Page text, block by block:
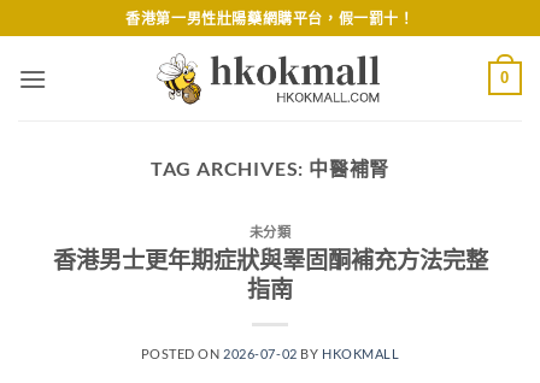
to
content
香港第一男性壯陽藥網購平台，假一罰十！
0
TAG ARCHIVES: 中醫補腎
未分類
香港男士更年期症狀與睪固酮補充方法完整
指南
POSTED ON 2026-07-02 BY HKOKMALL